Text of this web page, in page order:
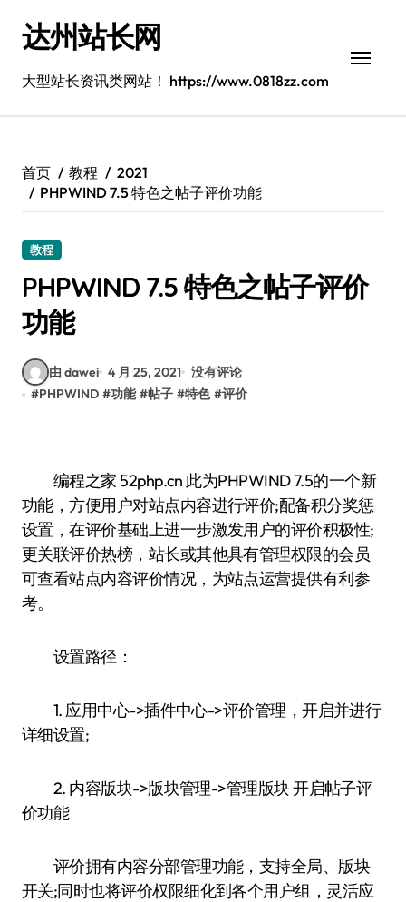
达州站长网
大型站长资讯类网站！ https://www.0818zz.com
首页 教程
2021
PHPWIND 7.5 特色之帖子评价功能
教程
PHPWIND 7.5 特色之帖子评价
功能
由 dawei 4 月 25, 2021 没有评论
#PHPWIND #功能 #帖子 #特色 #评价
编程之家 52php.cn 此为PHPWIND 7.5的一个新
功能，方便用户对站点内容进行评价;配备积分奖惩
设置，在评价基础上进一步激发用户的评价积极性;
更关联评价热榜，站长或其他具有管理权限的会员
可查看站点内容评价情况，为站点运营提供有利参
考。
设置路径：
1. 应用中心->插件中心->评价管理，开启并进行
详细设置;
2. 内容版块->版块管理->管理版块 开启帖子评
价功能
评价拥有内容分部管理功能，支持全局、版块
开关;同时也将评价权限细化到各个用户组，灵活应